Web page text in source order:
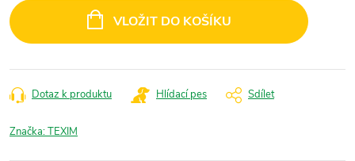
cena:
VLOŽIT DO KOŠÍKU
Dotaz k produktu Hlídací pes Sdílet
Značka:TEXIM